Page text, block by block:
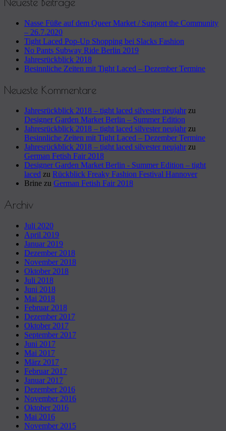
Nasse Füße auf dem Queer Market / Support the Community
– 26.7.2020
Tight Laced Pop-Up Shopping bei Slacks Fashion
No Pants Subway Ride Berlin 2019
Jahresrückblick 2018
Besinnliche Zeiten mit Tight Laced – Dezember Termine
Neueste Kommentare
Jahresrückblick 2018 – tight laced silvester neujahrzu
Designer Garden Market Berlin – Summer Edition
Jahresrückblick 2018 – tight laced silvester neujahrzu
Besinnliche Zeiten mit Tight Laced – Dezember Termine
Jahresrückblick 2018 – tight laced silvester neujahrzu
German Fetish Fair 2018
Designer Garden Market Berlin - Summer Edition – tight
laced zu Rückblick Freaky Fashion Festival Hannover
Brine zu German Fetish Fair 2018
Archiv
Juli 2020
April 2019
Januar 2019
Dezember 2018
November 2018
Oktober 2018
Juli 2018
Juni 2018
Mai 2018
Februar 2018
Dezember 2017
Oktober 2017
September 2017
Juni 2017
Mai 2017
März 2017
Februar 2017
Januar 2017
Dezember 2016
November 2016
Oktober 2016
Mai 2016
November 2015